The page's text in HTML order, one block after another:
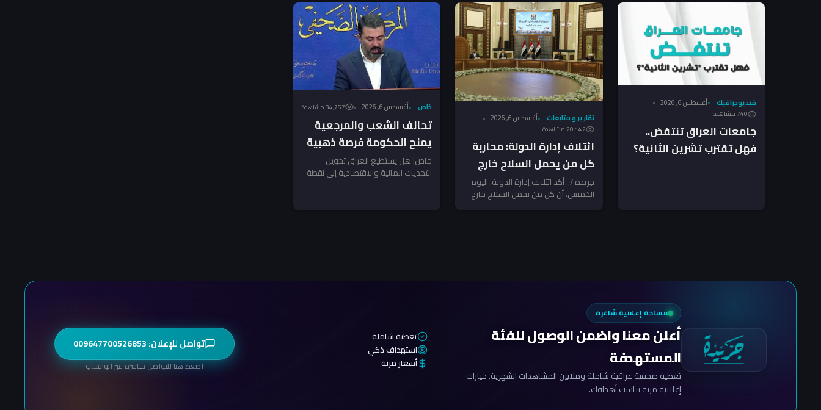
فيديوجرافيك أغسطس 6, 2026
740 مشاهدة
جامعات العراق تنتفض..
فهل تقترب تشرين الثانية؟
تقارير و متابعات أغسطس 6, 2026
20٬142 مشاهدة
ائتلاف إدارة الدولة: محاربة
كل من يحمل السلاح خارج
الدولة!
جريدة /.. أكد ائتلاف إدارة الدولة، اليوم
الخميس، أن كل من يحمل السلاح خارج
خاص أغسطس 6, 2026 34٬757 مشاهدة
تحالف الشعب والمرجعية
يمنح الحكومة فرصة ذهبية
لضرب الفساد – النائب
الشرماني لـ”جريدة”
خاص| هل يستطيع العراق تحويل
التحديات المالية والاقتصادية إلى نقطة
مساحة إعلانية شاغرة
أعلن معنا واضمن الوصول للفئة
المستهدفة
تغطية صحفية عراقية شاملة وملايين المشاهدات الشهرية. خيارات
إعلانية مرنة تناسب أهدافك.
تغطية شاملة
استهداف ذكي
أسعار مرنة
تواصل للإعلان: 009647700526853
اضغط هنا للتواصل مباشرة عبر الواتساب